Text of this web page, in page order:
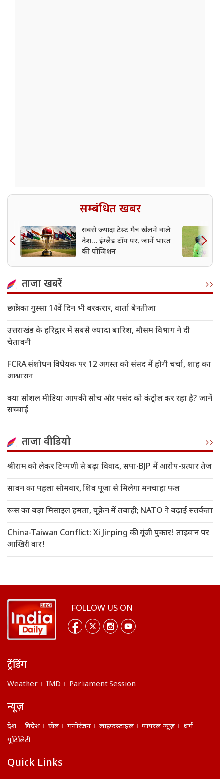
सम्बंधित खबर
सबसे ज्यादा टेस्ट मैच खेलने वाले
देश… इंग्लैंड टॉप पर, जानें भारत
की पोजिशन
ताजा खबरें
छात्रों का गुस्सा 14वें दिन भी बरकरार, वार्ता बेनतीजा
उत्तराखंड के हरिद्वार में सबसे ज्यादा बारिश, मौसम विभाग ने दी
चेतावनी
FCRA संशोधन विधेयक पर 12 अगस्त को संसद में होगी चर्चा, शाह का
आश्वासन
क्या सोशल मीडिया आपकी सोच और पसंद को कंट्रोल कर रहा है? जानें
सच्चाई
ताजा वीडियो
श्रीराम को लेकर टिप्पणी से बढ़ा विवाद, सपा-BJP में आरोप-प्रत्यार तेज
सावन का पहला सोमवार, शिव पूजा से मिलेगा मनचाहा फल
रूस का बड़ा मिसाइल हमला, यूक्रेन में तबाही; NATO ने बढ़ाई सतर्कता
China-Taiwan Conflict: Xi Jinping की गूंजी पुकार! ताइवान पर
आखिरी वार!
FOLLOW US ON
ट्रेंडिंग
Weather IMD Parliament Session
न्यूज़
देश विदेश खेल मनोरंजन लाइफस्टाइल वायरल न्यूज़
धर्म
यूटिलिटी
Quick Links